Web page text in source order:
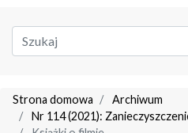
Strona domowa
Archiwum
Nr 114 (2021):